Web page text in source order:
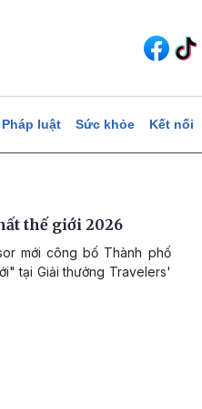
Pháp luật Sức khỏe Kết nối
thế giới 2026
mới công bố Thành phố
tại Giải thưởng Travelers'